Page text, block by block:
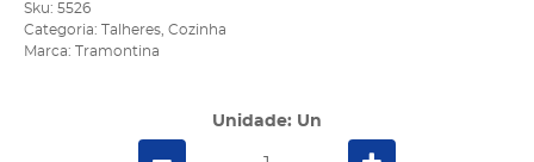
Sku: 5526
Categoria:
Talheres Cozinha
Marca:
Tramontina
Unidade: Un